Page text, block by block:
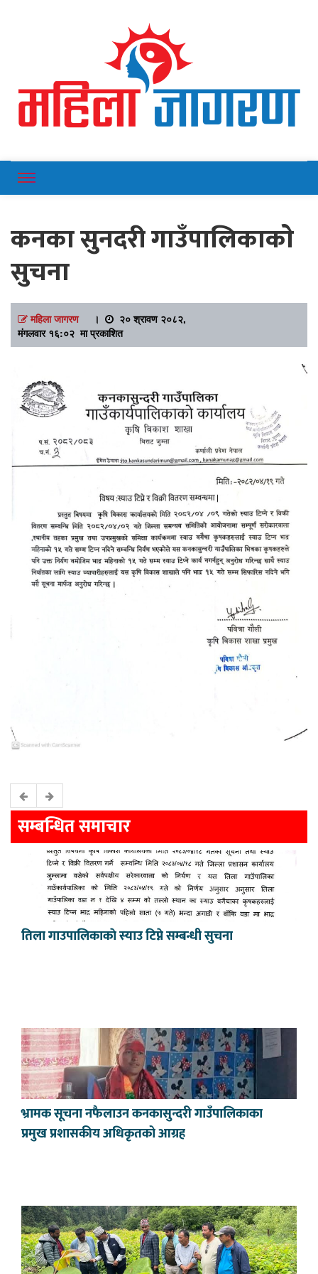
Mahilajagaran
कनका सुनदरी गाउँपालिकाकाे
सुचना
महिला जागरण।
२० श्रावण २०८२,
मंगलवार १६:०२ मा प्रकाशित
सम्बन्धित समाचार
तिला गाउपालिकाकाे स्याउ टिप्ने सम्बन्धी सुचना
भ्रामक सूचना नफैलाउन कनकासुन्दरी गाउँपालिकाका
प्रमुख प्रशासकीय अधिकृतको आग्रह